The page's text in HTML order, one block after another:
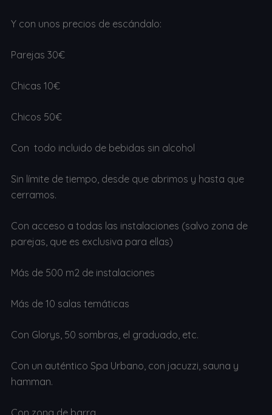
Y con unos precios de escándalo:
Parejas 30€
Chicas 10€
Chicos 50€
Con todo incluido de bebidas sin alcohol
Sin límite de tiempo, desde que abrimos y hasta que
cerramos.
Con acceso a todas las instalaciones (salvo zona de
parejas, que es exclusiva para ellas)
Más de 500 m2 de instalaciones
Más de 10 salas temáticas
Con Glorys, 50 sombras, el graduado, etc.
Con un auténtico Spa Urbano, con jacuzzi, sauna y
hamman.